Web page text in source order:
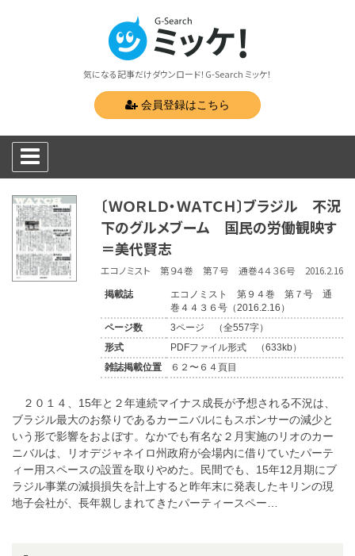
気になる記事だけダウンロード！G-Search ミッケ！
会員登録はこちら
〔ＷＯＲＬＤ・ＷＡＴＣＨ〕ブラジル 不況
下のグルメブーム 国民の労働観映す
＝美代賢志
エコノミスト 第９４巻 第７号 通巻４４３６号 2016.2.16
掲載誌
エコノミスト 第９４巻 第７号 通
巻４４３６号（2016.2.16）
ページ数
3ページ （全557字）
形式
PDFファイル形式 （633kb）
雑誌掲載位置
６２〜６４頁目
２０１４、15年と２年連続マイナス成長が予想される不況は、
ブラジル最大のお祭りであるカーニバルにもスポンサーの減少と
いう形で影響をおよぼす。なかでも有名な２月実施のリオのカー
ニバルは、リオデジャネイロ州政府が会場内に借りていたパーテ
ィー用スペースの設置を取りやめた。民間でも、15年12月期にブ
ラジル事業の減損損失を計上すると昨年末に発表したキリンの現
地子会社が、長年親しまれてきたパーティースペー…